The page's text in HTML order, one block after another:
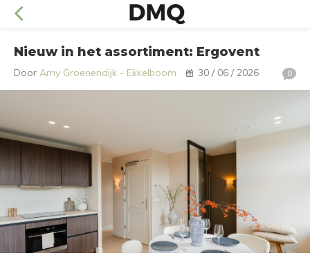
Nieuw in het assortiment: Ergovent
Door Amy Groenendijk - Ekkelboom 30 / 06 / 2026 0